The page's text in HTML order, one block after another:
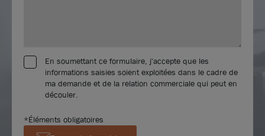
En soumettant ce formulaire, j'accepte que les
informations saisies soient exploitées dans le cadre de
ma demande et de la relation commerciale qui peut en
découler.
*Éléments obligatoires